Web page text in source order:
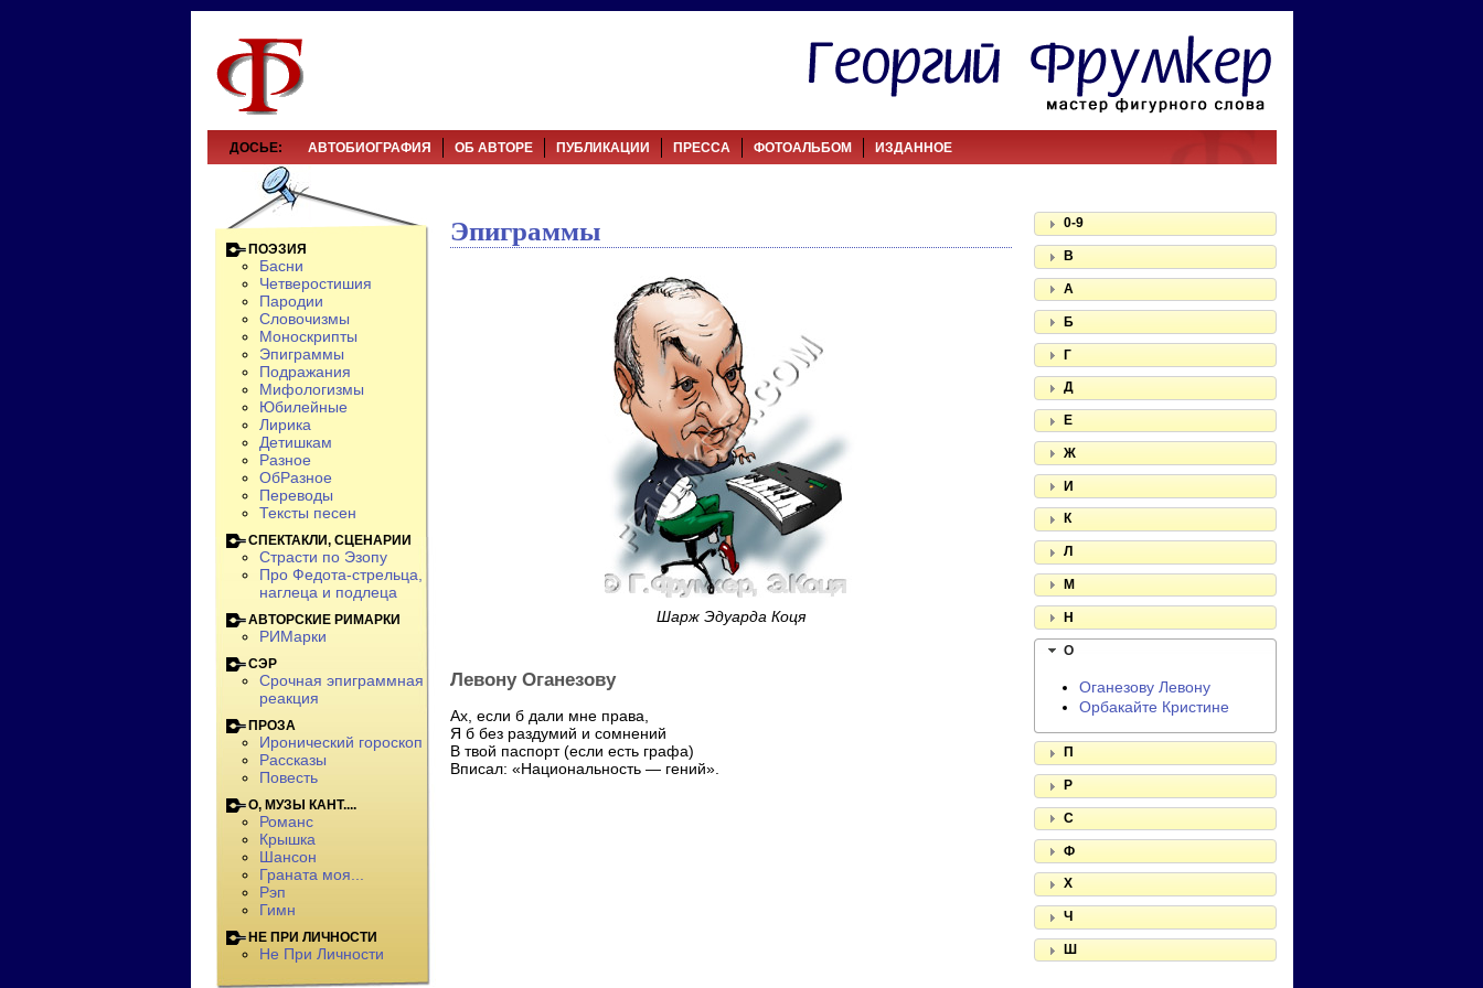
ДОСЬЕ: АВТОБИОГРАФИЯ ОБ АВТОРЕ ПУБЛИКАЦИИ ПРЕССА ФОТОАЛЬБОМ ИЗДАННОЕ
Эпиграммы
Шарж Эдуарда Коця
Левону Оганезову
Ах, если б дали мне права,
Я б без раздумий и сомнений
В твой паспорт (если есть графа)
Вписал: «Национальность — гений».
ПОЭЗИЯ
Басни
Четверостишия
Пародии
Словочизмы
Моноскрипты
Эпиграммы
Подражания
Мифологизмы
Юбилейные
Лирика
Детишкам
Разное
ОбРазное
Переводы
Тексты песен
СПЕКТАКЛИ, СЦЕНАРИИ
Страсти по Эзопу
Про Федота-стрельца,
наглеца и подлеца
АВТОРСКИЕ РИМАРКИ
РИМарки
СЭР
Срочная эпиграммная
реакция
ПРОЗА
Иронический гороскоп
Рассказы
Повесть
О, МУЗЫ КАНТ....
Романс
Крышка
Шансон
Граната моя...
Рэп
Гимн
НЕ ПРИ ЛИЧНОСТИ
Не При Личности
0-9
B
А
Б
Г
Д
Е
Ж
И
К
Л
М
Н
О
Оганезову Левону
Орбакайте Кристине
П
Р
С
Ф
Х
Ч
Ш